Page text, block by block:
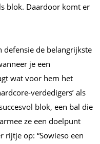
blok. Daardoor komt er
defensie de belangrijkste
je een
wat voor hem het
verdedigers’ als
blok, een bal die
ze een doelpunt
rijtje op: “Sowieso een